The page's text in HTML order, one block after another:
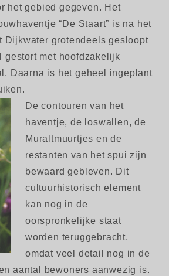
het gebied gegeven. Het
“De Staart” is na het
Dijkwater grotendeels gesloopt
gestort met hoofdzakelijk
Daarna is het geheel ingeplant
De contouren van het
haventje, de loswallen, de
Muraltmuurtjes en de
restanten van het spui zijn
bewaard gebleven. Dit
cultuurhistorisch element
kan nog in de
oorspronkelijke staat
worden teruggebracht,
omdat veel detail nog in de
aantal bewoners aanwezig is.